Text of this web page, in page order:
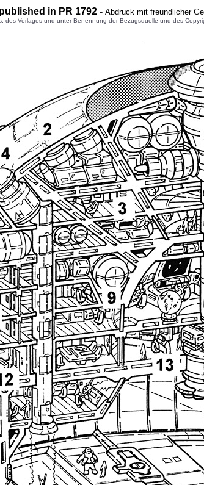
in PR 1792 - Abdruck mit freundlicher
Verlages und unter Benennung der Bezugsquelle und des